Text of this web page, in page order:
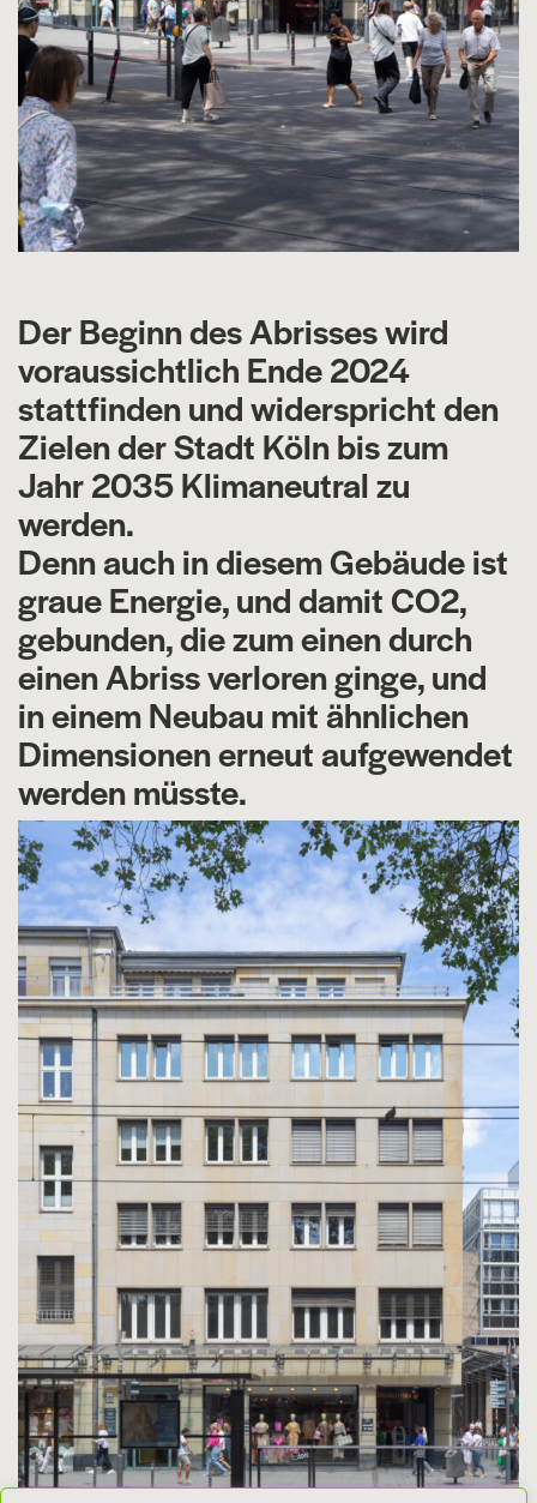
Der Beginn des Abrisses wird
voraussichtlich Ende 2024
stattfinden und widerspricht den
Zielen der Stadt Köln bis zum
Jahr 2035 Klimaneutral zu
werden.
Denn auch in diesem Gebäude ist
graue Energie, und damit CO2,
gebunden, die zum einen durch
einen Abriss verloren ginge, und
in einem Neubau mit ähnlichen
Dimensionen erneut aufgewendet
werden müsste.
initiative.umbau
Über die Initiative
Offener Brief an die Stadt Köln
Unsere Forderungen
Neuigkeiten
Gefährdete Objekte / Beispiele
Pressekit
infomationen